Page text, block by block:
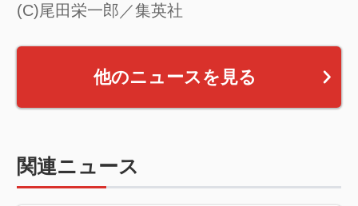
(C)尾田栄一郎／集英社
他のニュースを見る
関連ニュース